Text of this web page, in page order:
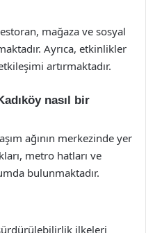
mağaza ve sosyal
Ayrıca, etkinlikler
artırmaktadır.
nasıl bir
ağının merkezinde yer
metro hatları ve
bulunmaktadır.
ilkeleri